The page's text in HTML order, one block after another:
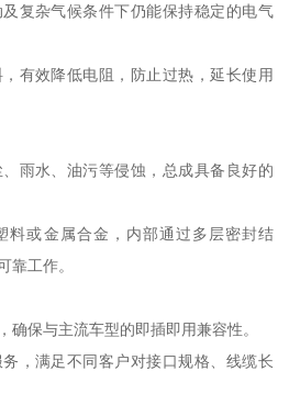
复杂气候条件下仍能保持稳定的电气
有效降低电阻，防止过热，延长使用
雨水、油污等侵蚀，总成具备良好的
料或金属合金，内部通过多层密封结
靠工作。
确保与主流车型的即插即用兼容性。
，满足不同客户对接口规格、线缆长